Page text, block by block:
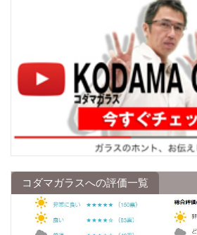
コダマガラスへの評価一覧